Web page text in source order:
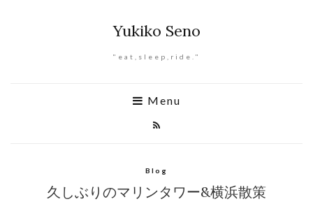
Yukiko Seno
"eat,sleep,ride."
Menu
Blog
久しぶりのマリンタワー&横浜散策